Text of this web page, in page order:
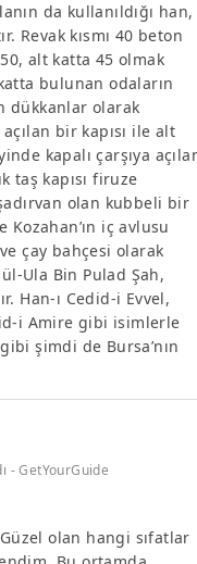
da kullanıldığı han,
Revak kısmı 40 beton
alt katta 45 olmak
bulunan odaların
dükkanlar olarak
bir kapısı ile alt
kapalı çarşıya
taş kapısı firuze
olan kubbeli bir
iç avlusu
çay bahçesi olarak
Ula Bin Pulad Şah,
Han-ı Cedid-i Evvel,
i Amire gibi isimlerle
şimdi de Bursa’nın
- GetYourGuide
olan hangi sıfatlar